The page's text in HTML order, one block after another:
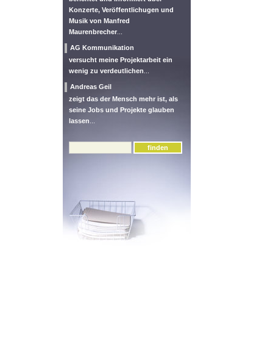
Konzerte, Veröffentlichugen und
Musik von Manfred
Maurenbrecher
AG Kommunikation
versucht meine Projektarbeit ein
wenig zu verdeutlichen
Andreas Geil
zeigt das der Mensch mehr ist, als
seine Jobs und Projekte glauben
lassen